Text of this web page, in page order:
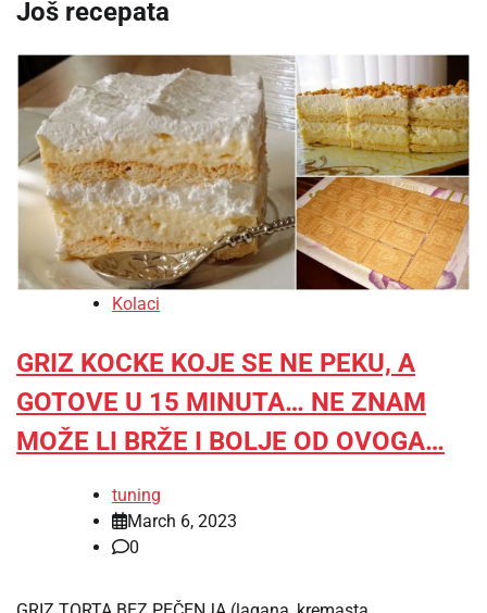
Još recepata
Kolaci
GRIZ KOCKE KOJE SE NE PEKU, A
GOTOVE U 15 MINUTA… NE ZNAM
MOŽE LI BRŽE I BOLJE OD OVOGA…
tuning
March 6, 2023
0